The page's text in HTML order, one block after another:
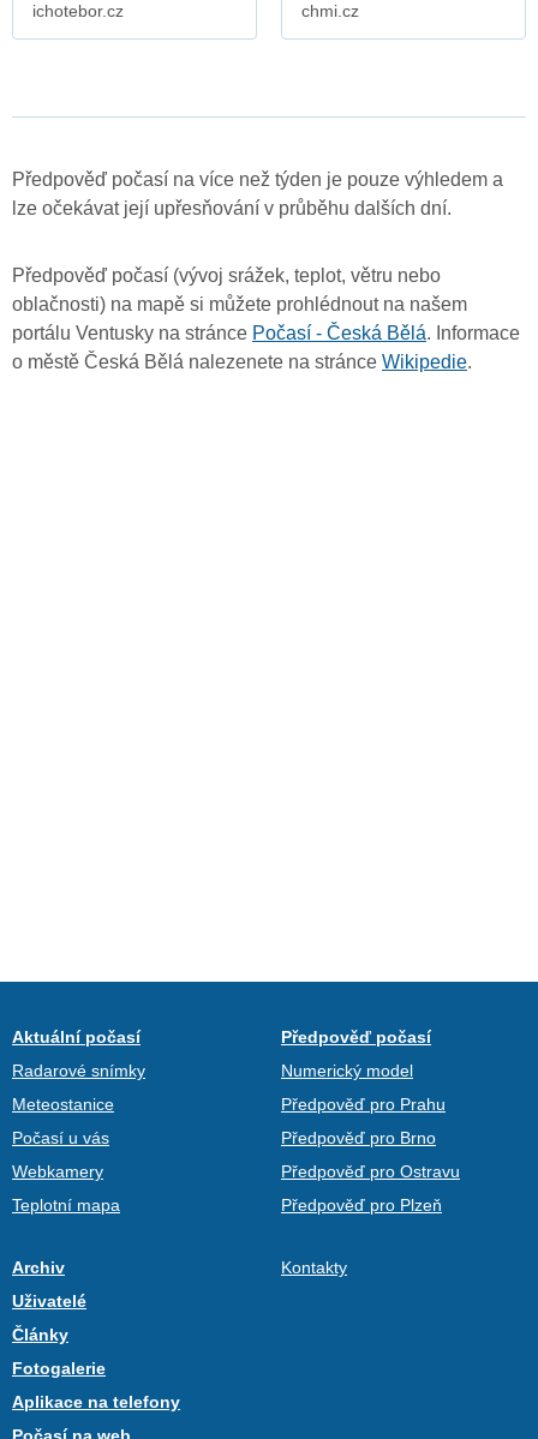
ichotebor.cz
chmi.cz
Předpověď počasí na více než týden je pouze výhledem a
lze očekávat její upřesňování v průběhu dalších dní.
Předpověď počasí (vývoj srážek, teplot, větru nebo
oblačnosti) na mapě si můžete prohlédnout na našem
portálu Ventusky na stránce Počasí - Česká Bělá. Informace
o městě Česká Bělá nalezenete na stránce Wikipedie.
Aktuální počasí
Radarové snímky
Meteostanice
Počasí u vás
Webkamery
Teplotní mapa
Předpověď počasí
Numerický model
Předpověď pro Prahu
Předpověď pro Brno
Předpověď pro Ostravu
Předpověď pro Plzeň
Archiv
Uživatelé
Články
Fotogalerie
Aplikace na telefony
Kontakty